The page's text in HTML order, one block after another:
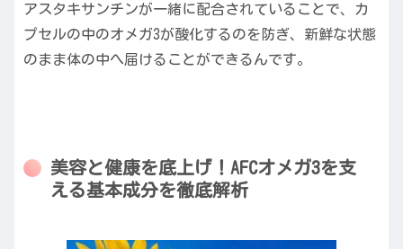
アスタキサンチンが一緒に配合されていることで、カ
プセルの中のオメガ3が酸化するのを防ぎ、新鮮な状態
のまま体の中へ届けることができるんです。
美容と健康を底上げ！AFCオメガ3を支
える基本成分を徹底解析